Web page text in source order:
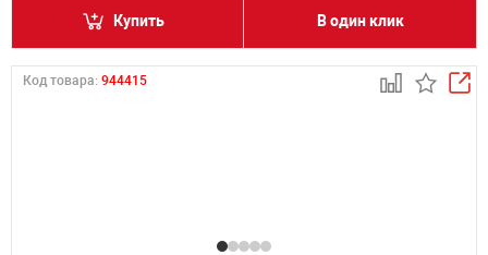
Купить В один клик
Код товара: 944415